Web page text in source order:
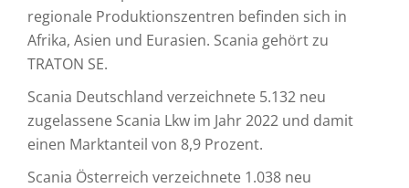
regionale Produktionszentren befinden sich in
Afrika, Asien und Eurasien. Scania gehört zu
TRATON SE.
Scania Deutschland verzeichnete 5.132 neu
zugelassene Scania Lkw im Jahr 2022 und damit
einen Marktanteil von 8,9 Prozent.
Scania Österreich verzeichnete 1.038 neu